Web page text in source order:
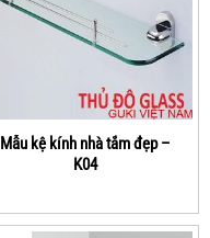
Mẫu kệ kính nhà tắm đẹp –
K04